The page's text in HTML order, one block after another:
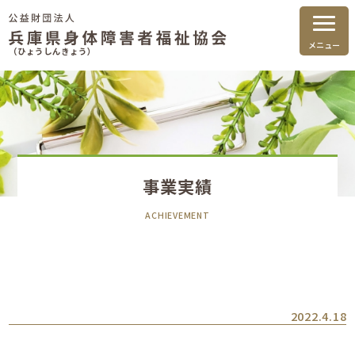
（ひょうしんきょう）
メニュー
事業実績
ACHIEVEMENT
2022.4.18